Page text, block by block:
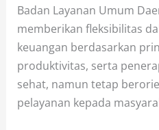
Badan Layanan Umum
memberikan fleksibilitas
keuangan berdasarkan
produktivitas, serta
sehat, namun tetap
pelayanan kepada